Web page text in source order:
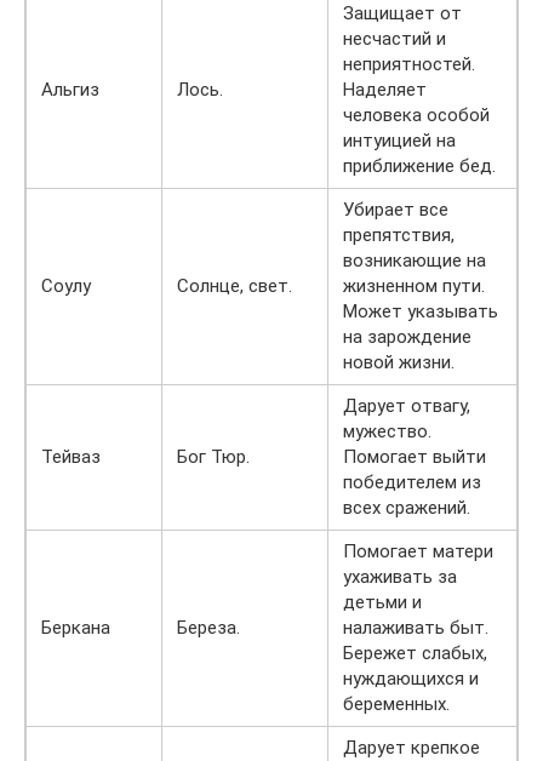
Альгиз Лось.
Защищает от
несчастий и
неприятностей.
Наделяет
человека особой
интуицией на
приближение бед.
Соулу Солнце, свет.
Убирает все
препятствия,
возникающие на
жизненном пути.
Может указывать
на зарождение
новой жизни.
Тейваз Бог Тюр.
Дарует отвагу,
мужество.
Помогает выйти
победителем из
всех сражений.
Беркана Береза.
Помогает матери
ухаживать за
детьми и
налаживать быт.
Бережет слабых,
нуждающихся и
беременных.
Дарует крепкое